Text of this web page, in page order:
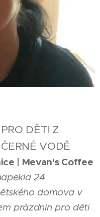
DĚTI Z
VODĚ
| Mevan's Coffee
24
domova v
prázdnin pro děti